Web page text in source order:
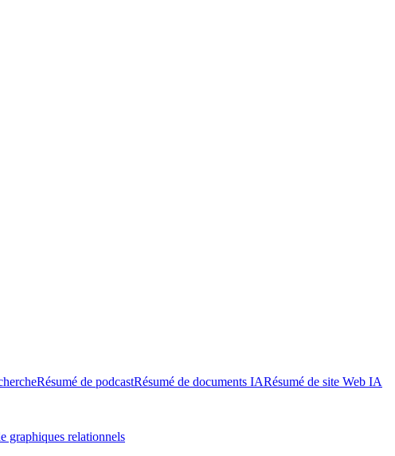
Résumé de podcastRésumé de documents IARésumé de site Web IA
graphiques relationnels